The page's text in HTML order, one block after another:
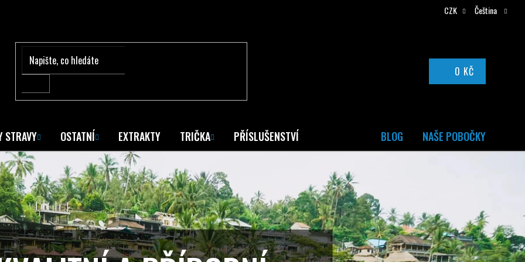
CZK Čeština
NÁKUPNÍ
0 KČ
STRAVY OSTATNÍ EXTRAKTY TRIČKA PŘÍSLUŠENSTVÍ BLOG NAŠE POBOČKY